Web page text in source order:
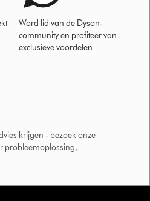
Word lid van de Dyson-
community en profiteer van
exclusieve voordelen
krijgen - bezoek onze
probleemoplossing,